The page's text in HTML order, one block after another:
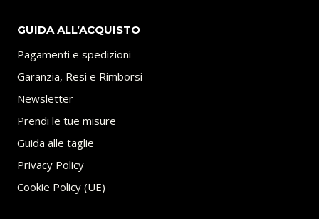
GUIDA ALL’ACQUISTO
Pagamenti e spedizioni
Garanzia, Resi e Rimborsi
Newsletter
Prendi le tue misure
Guida alle taglie
Privacy Policy
Cookie Policy (UE)